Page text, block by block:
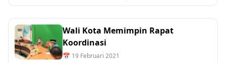
Wali Kota Memimpin Rapat
Koordinasi
📅 19 Februari 2021